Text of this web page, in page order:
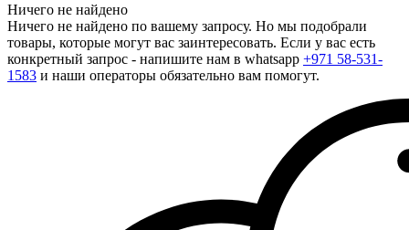
Ничего не найдено
Ничего не найдено по вашему запросу. Но мы подобрали
товары, которые могут вас заинтересовать. Если у вас есть
конкретный запрос - напишите нам в whatsapp +971 58-531-
1583 и наши операторы обязательно вам помогут.